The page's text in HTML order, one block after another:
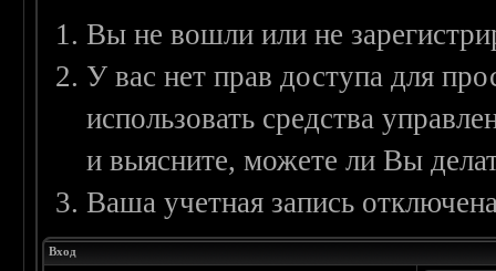
Вы не вошли или не
У вас нет прав доступа для
использовать средства
и выясните, можете ли Вы
Ваша учетная запись
Вход